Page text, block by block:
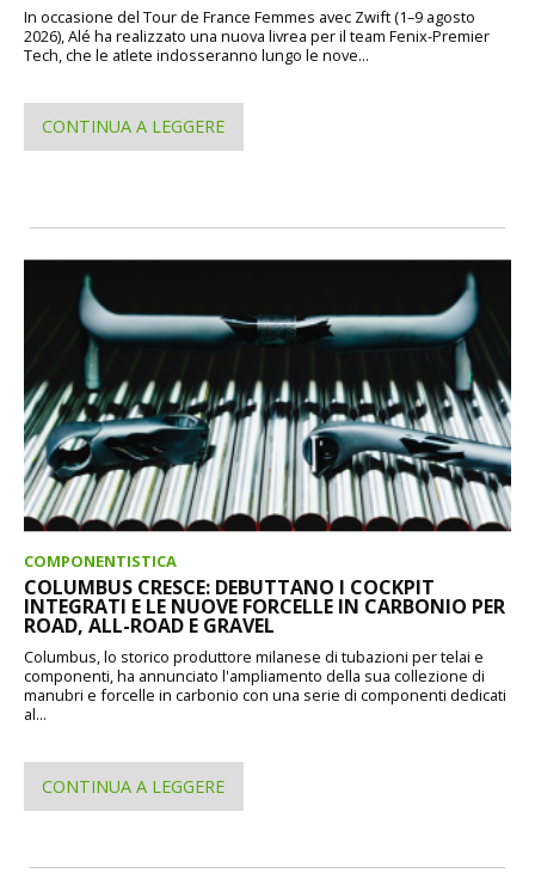
In occasione del Tour de France Femmes avec Zwift (1–9 agosto
2026), Alé ha realizzato una nuova livrea per il team Fenix-Premier
Tech, che le atlete indosseranno lungo le nove...
CONTINUA A LEGGERE
COMPONENTISTICA
COLUMBUS CRESCE: DEBUTTANO I COCKPIT
INTEGRATI E LE NUOVE FORCELLE IN CARBONIO PER
ROAD, ALL-ROAD E GRAVEL
Columbus, lo storico produttore milanese di tubazioni per telai e
componenti, ha annunciato l'ampliamento della sua collezione di
manubri e forcelle in carbonio con una serie di componenti dedicati
al...
CONTINUA A LEGGERE